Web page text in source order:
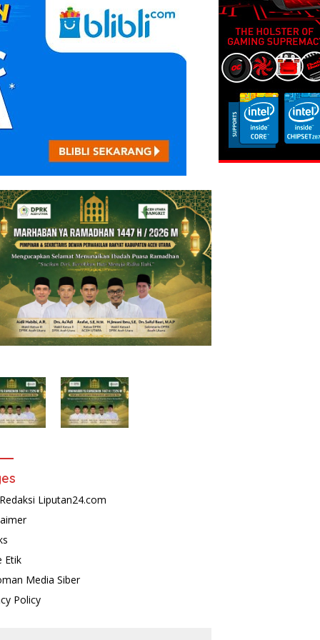
Liputan24.com
Etik
Media Siber
Policy